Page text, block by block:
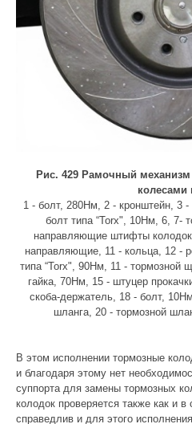
Рис. 429 Рамочный
колесами
1 - болт, 280Нм, 2 - кронштейн, 3
болт типа “Torx", 10Нм, 6, 7-
направляющие штифты
направляющие, 11 - кольца, 12 -
типа “Тоrх", 90Нм, 11 - тормозной
гайка, 70Нм, 15 - штуцер
скоба-держатель, 18 - болт,
шланга, 20 - тормозной
В этом исполнении тормозные
и благодаря этому нет
суппорта для замены тормозных
колодок проверяется также как и
справедлив и для этого